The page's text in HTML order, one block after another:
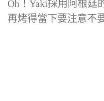
Oh！Yaki採用阿根廷
再烤得當下要注意不